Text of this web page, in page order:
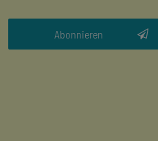
Abonnieren